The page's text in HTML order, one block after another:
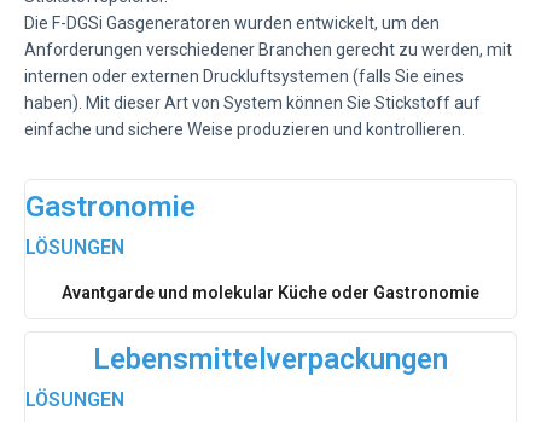
Die F-DGSi Gasgeneratoren wurden entwickelt, um den
Anforderungen verschiedener Branchen gerecht zu werden, mit
internen oder externen Druckluftsystemen (falls Sie eines
haben). Mit dieser Art von System können Sie Stickstoff auf
einfache und sichere Weise produzieren und kontrollieren.
Gastronomie
LÖSUNGEN
Avantgarde und molekular Küche oder Gastronomie
Lebensmittelverpackungen
LÖSUNGEN